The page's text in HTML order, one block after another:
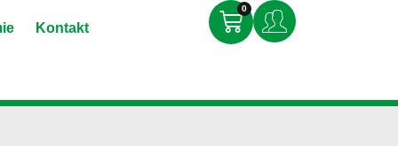
Kontakt
0